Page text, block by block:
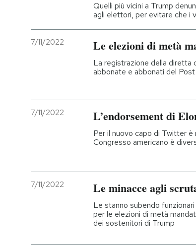
I MIEI PREFERITI
AREA PERSONALE
Quelli più vicini a Trump
agli elettori, per evitare che i
7/11/2022 Le elezioni di metà
La registrazione della diretta
abbonate e abbonati del Post
7/11/2022 L’endorsement di
Per il nuovo capo di Twitter
Congresso americano è
7/11/2022 Le minacce agli
Le stanno subendo
per le elezioni di metà
dei sostenitori di Trump